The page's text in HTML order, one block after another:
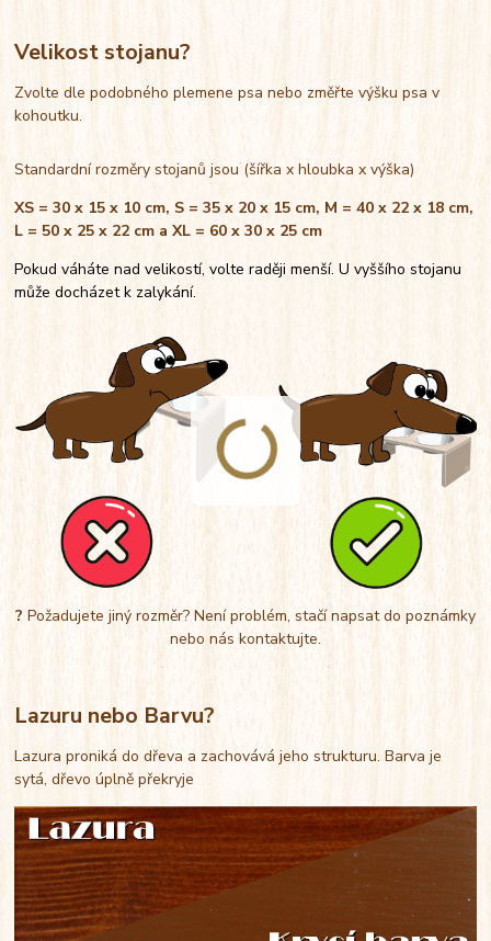
Velikost stojanu?
Zvolte dle podobného plemene psa nebo změřte výšku psa v
kohoutku.
Standardní rozměry stojanů jsou (šířka x hloubka x výška)
XS = 30 x 15 x 10 cm, S = 35 x 20 x 15 cm, M = 40 x 22 x 18 cm,
L = 50 x 25 x 22 cm a XL = 60 x 30 x 25 cm
Pokud váháte nad velikostí, volte raději menší. U vyššího stojanu
může docházet k zalykání.
? Požadujete jiný rozměr? Není problém, stačí napsat do poznámky
nebo nás kontaktujte.
Lazuru nebo Barvu?
Lazura proniká do dřeva a zachovává jeho strukturu. Barva je
sytá, dřevo úplně překryje